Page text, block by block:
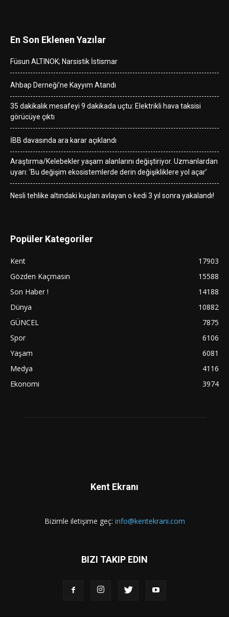
En Son Eklenen Yazılar
Füsun ALTINOK; Narsistik İstismar
Ahbap Derneği’ne Kayyım Atandı
35 dakikalık mesafeyi 9 dakikada uçtu: Elektrikli hava taksisi
görücüye çıktı
İBB davasında ara karar açıklandı
Araştırma/Kelebekler yaşam alanlarını değiştiriyor. Uzmanlardan
uyarı: ‘Bu değişim ekosistemlerde derin değişikliklere yol açar’
Nesli tehlike altındaki kuşları avlayan o kedi 3 yıl sonra yakalandı!
Popüler Kategoriler
Kent
17903
Gözden Kaçmasın
15588
Son Haber !
14188
Dünya
10882
GÜNCEL
7875
Spor
6106
Yaşam
6081
Medya
4116
Ekonomi
3974
Kent Ekranı
Bizimle iletişime geç: info@kentekrani.com
BIZI TAKIP EDIN